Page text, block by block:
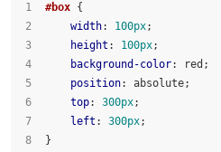
#box {
width: 100px;
height : 100px;
background-color: red;
position: absolute;
top: 300px;
left : 300px;
}